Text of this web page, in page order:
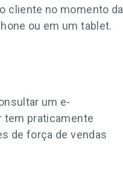
cliente no momento da
ou em um tablet.
um e-
tem praticamente
de força de vendas